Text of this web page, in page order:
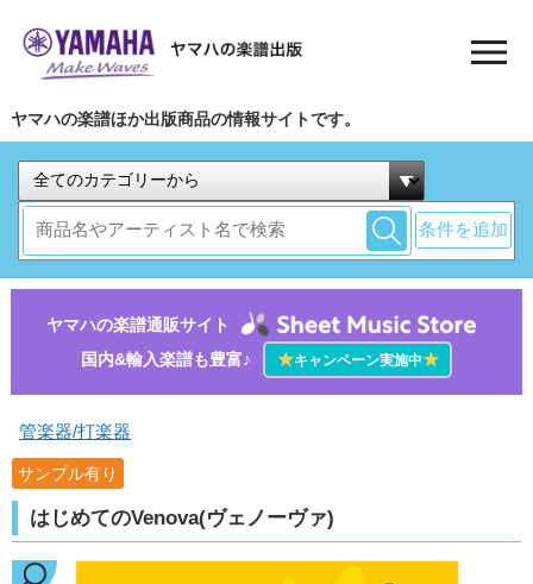
ヤマハの楽譜ほか出版商品の情報サイトです。
条件を追加
ヤマハの楽譜通販サイト
国内&輸入楽譜も豊富♪
★キャンペーン実施中★
管楽器/打楽器
サンプル有り
はじめてのVenova(ヴェノーヴァ)